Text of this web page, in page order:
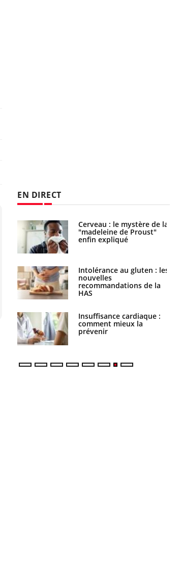
EN DIRECT
Cerveau : le mystère de la
"madeleine de Proust"
enfin expliqué
Intolérance au gluten : les
nouvelles
recommandations de la
HAS
Insuffisance cardiaque :
comment mieux la
prévenir
Le décalage des horaires
d'été : quel impact sur le
sommeil ?
Grossesse : ces polluants
pourraient influencer le
poids des enfants
Autisme : pourquoi le
cerveau reconnaît-il les
visages autrement ?